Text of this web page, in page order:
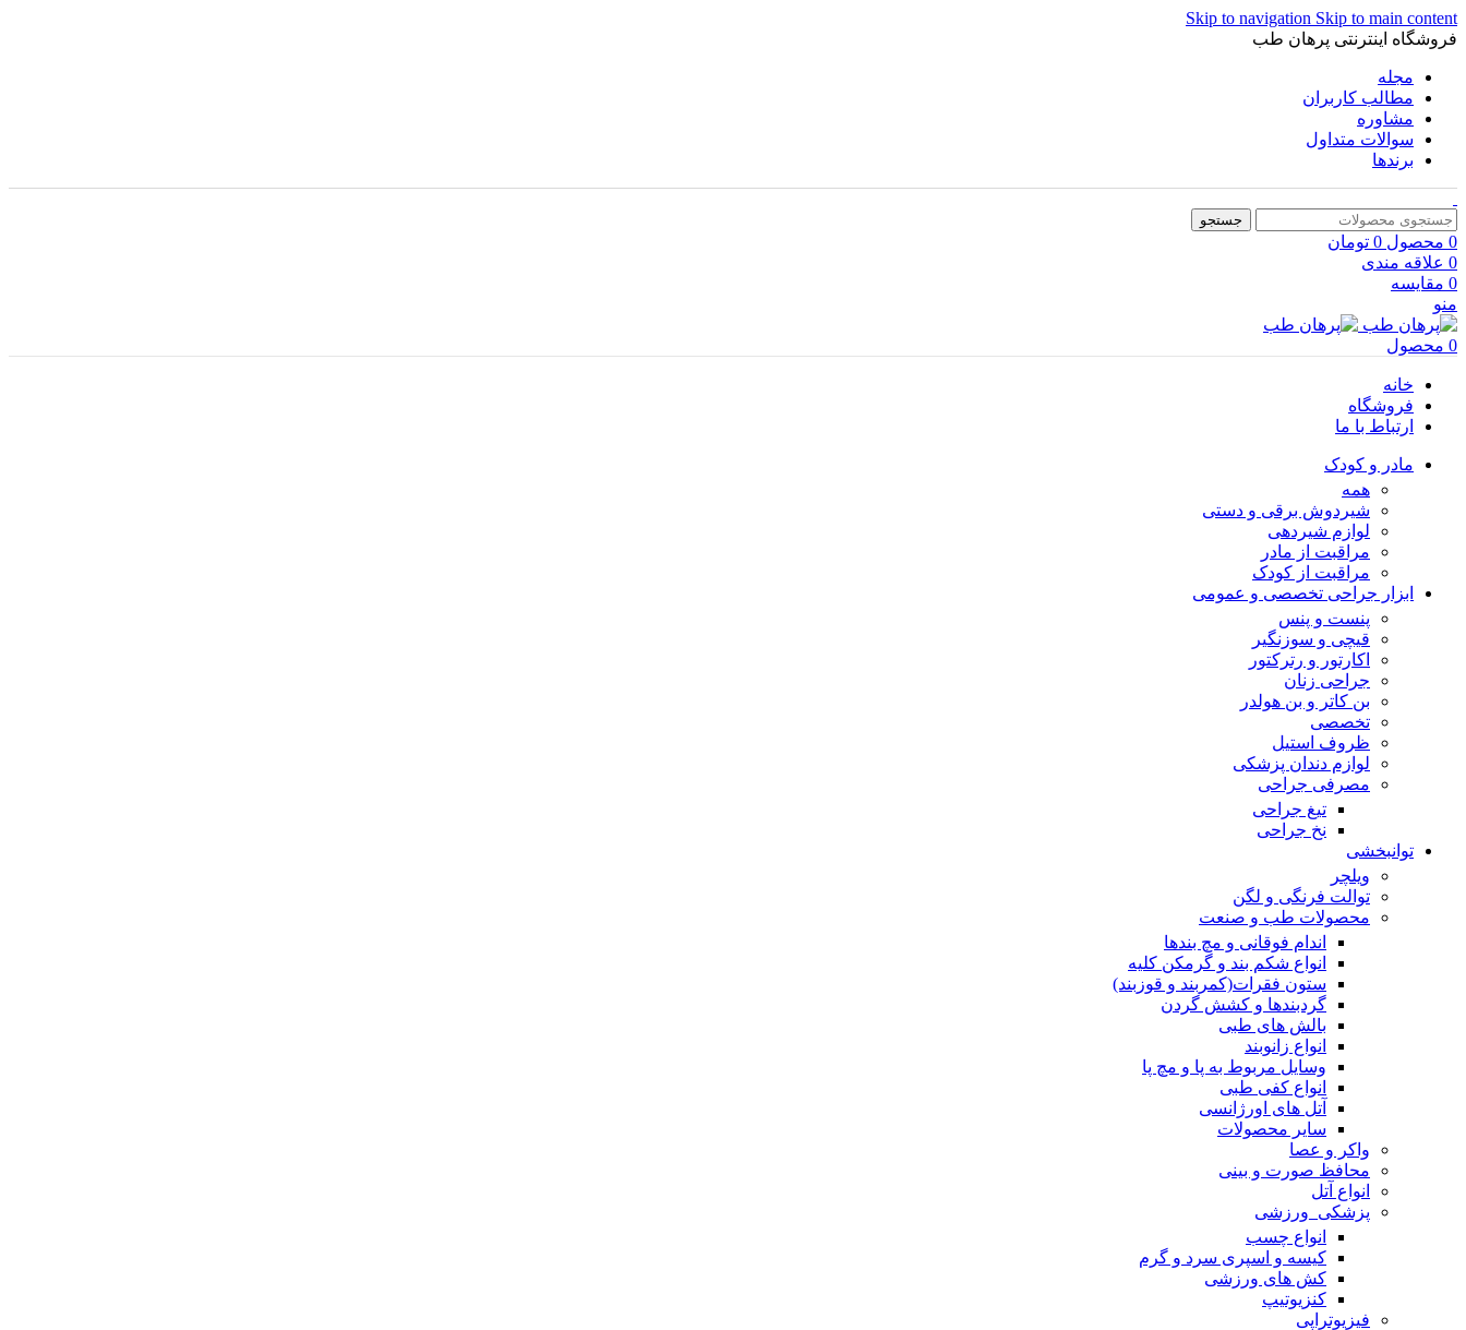
Skip to navigation Skip to main content
فروشگاه اینترنتی پرهان طب
مجله
مطالب کاربران
مشاوره
سوالات متداول
برندها
جستجو
0 محصول 0 تومان
0 علاقه مندی
0 مقایسه
منو
0 محصول
خانه
فروشگاه
ارتباط با ما
مادر و کودک
همه
شیردوش برقی و دستی
لوازم شیردهی
مراقبت از مادر
مراقبت از کودک
ابزار جراحی تخصصی و عمومی
پنست و پنس
قیچی و سوزنگیر
اکارتور و رترکتور
جراحی زنان
بن کاتر و بن هولدر
تخصصی
ظروف استیل
لوازم دندان پزشکی
مصرفی جراحی
تیغ جراحی
نخ جراحی
توانبخشی
ویلچر
توالت فرنگی و لگن
محصولات طب و صنعت
اندام فوقانی و مچ بندها
انواع شکم بند و گرمکن کلیه
ستون فقرات(کمربند و قوزبند)
گردبندها و کشش گردن
بالش های طبی
انواع زانوبند
وسایل مربوط به پا و مچ پا
انواع کفی طبی
آتل های اورژانسی
سایر محصولات
واکر و عصا
محافظ صورت و بینی
انواع آتل
پزشکی_ورزشی
انواع چسب
کیسه و اسپری سرد و گرم
کش های ورزشی
کنزیوتیپ
فیزیوتراپی